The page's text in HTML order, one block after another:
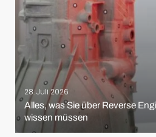
28. Juli 2026
Alles, was Sie über Reverse
wissen müssen